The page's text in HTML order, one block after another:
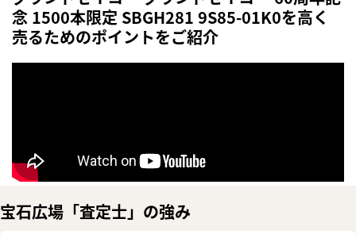
念 1500本限定 SBGH281 9S85-01K0を高く
売るためのポイントをご紹介
宝石広場「査定士」の強み